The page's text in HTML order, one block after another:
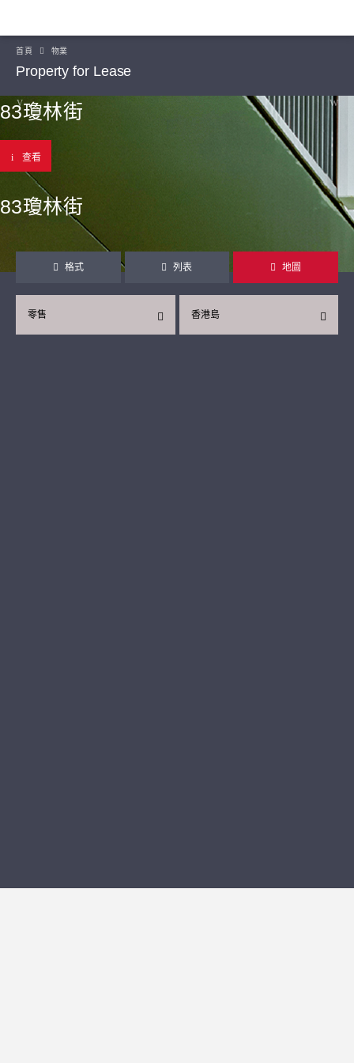
首頁 物業
Property for Lease
83瓊林街
查看
83瓊林街
格式 列表 地圖
香港島
零售